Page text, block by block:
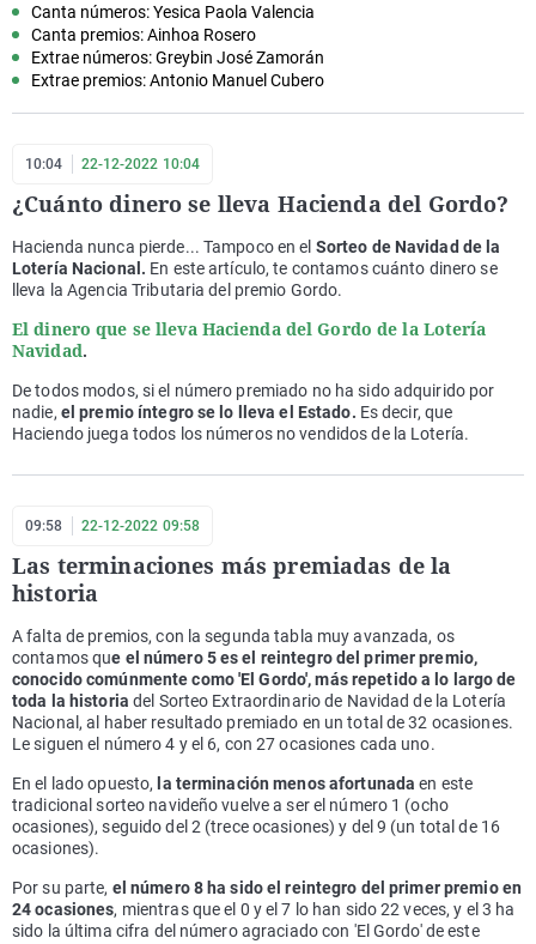
Canta números: Yesica Paola Valencia
Canta premios: Ainhoa Rosero
Extrae números: Greybin José Zamorán
Extrae premios: Antonio Manuel Cubero
10:04 22-12-2022 10:04
¿Cuánto dinero se lleva Hacienda del Gordo?
Hacienda nunca pierde... Tampoco en el Sorteo de Navidad de la
Lotería Nacional. En este artículo, te contamos cuánto dinero se
lleva la Agencia Tributaria del premio Gordo.
El dinero que se lleva Hacienda del Gordo de la Lotería
Navidad.
De todos modos, si el número premiado no ha sido adquirido por
nadie, el premio íntegro se lo lleva el Estado. Es decir, que
Haciendo juega todos los números no vendidos de la Lotería.
09:58 22-12-2022 09:58
Las terminaciones más premiadas de la
historia
A falta de premios, con la segunda tabla muy avanzada, os
contamos que el número 5 es el reintegro del primer premio,
conocido comúnmente como 'El Gordo', más repetido a lo largo de
toda la historiadel Sorteo Extraordinario de Navidad de la Lotería
Nacional, al haber resultado premiado en un total de 32 ocasiones.
Le siguen el número 4 y el 6, con 27 ocasiones cada uno.
En el lado opuesto, la terminación menos afortunada en este
tradicional sorteo navideño vuelve a ser el número 1 (ocho
ocasiones), seguido del 2 (trece ocasiones) y del 9 (un total de 16
ocasiones).
Por su parte, el número 8 ha sido el reintegro del primer premio en
24 ocasiones, mientras que el 0 y el 7 lo han sido 22 veces, y el 3 ha
sido la última cifra del número agraciado con 'El Gordo' de este